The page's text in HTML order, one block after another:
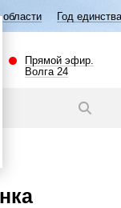
народов
Прямой эфир.
Волга 24